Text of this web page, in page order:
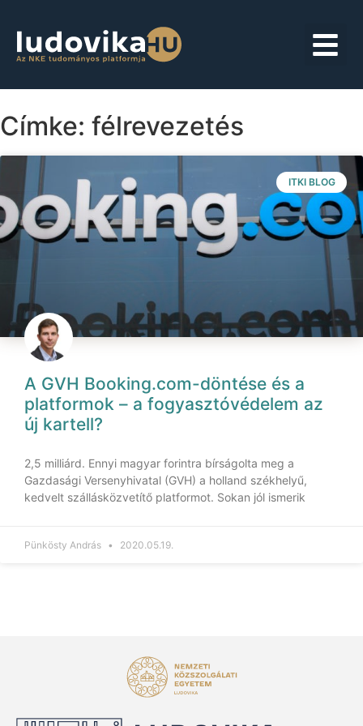
Címke: félrevezetés
ITKI BLOG
A GVH Booking.com-döntése és a
platformok – a fogyasztóvédelem az
új kartell?
2,5 milliárd. Ennyi magyar forintra bírságolta meg a
Gazdasági Versenyhivatal (GVH) a holland székhelyű,
kedvelt szállásközvetítő platformot. Sokan jól ismerik
Pünkösty András 2020.05.19.